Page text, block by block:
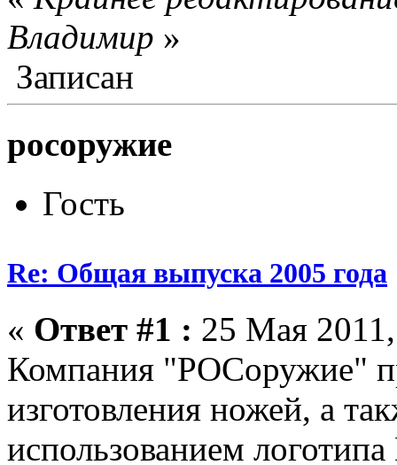
Влaдимир »
Записан
росоружие
Гость
Re: Общая выпуска 2005 года
« Ответ #1 : 25 Мая
Компания "РОСоружие"
изготовления ножей, а
использованием